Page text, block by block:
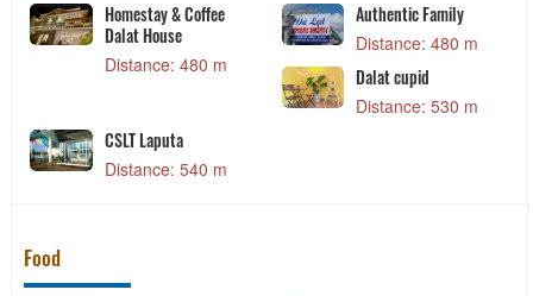
Homestay & Coffee
Dalat House
Distance: 480 m
Authentic Family
Distance: 480 m
Dalat cupid
Distance: 530 m
CSLT Laputa
Distance: 540 m
Food